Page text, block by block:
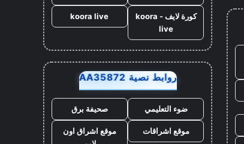
كورة لايف - koora
live
koora live
روابط نصية AA35872
ضوء التعليمي صحيفة برق
موقع اشراقات
موقع اشراق اون